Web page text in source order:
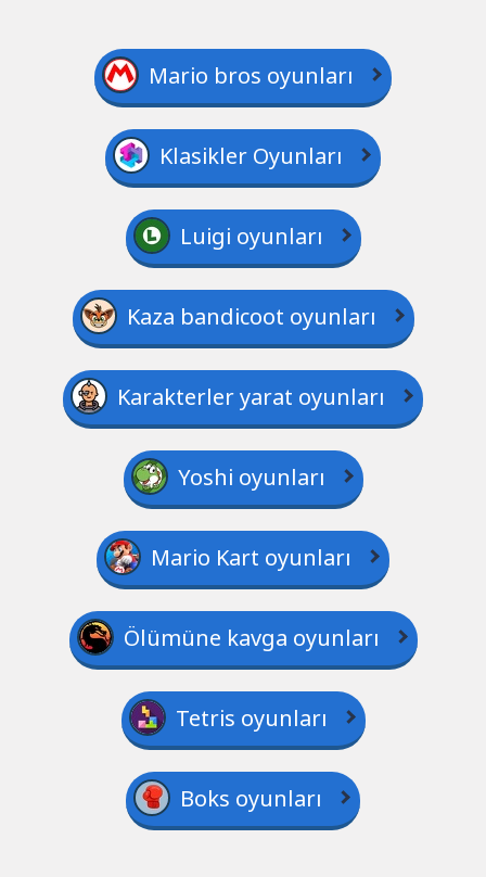
Mario bros oyunları
Klasikler Oyunları
Luigi oyunları
Kaza bandicoot oyunları
Karakterler yarat oyunları
Yoshi oyunları
Mario Kart oyunları
Ölümüne kavga oyunları
Tetris oyunları
Boks oyunları